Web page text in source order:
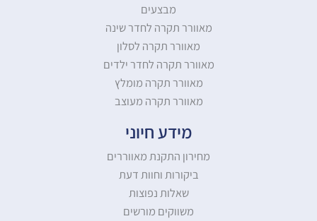
מבצעים
מאוורר תקרה לחדר שינה
מאוורר תקרה לסלון
מאוורר תקרה לחדר ילדים
מאוורר תקרה מומלץ
מאוורר תקרה מעוצב
מידע חיוני
מחירון התקנת מאווררים
ביקורות וחוות דעת
שאלות נפוצות
משווקים מורשים